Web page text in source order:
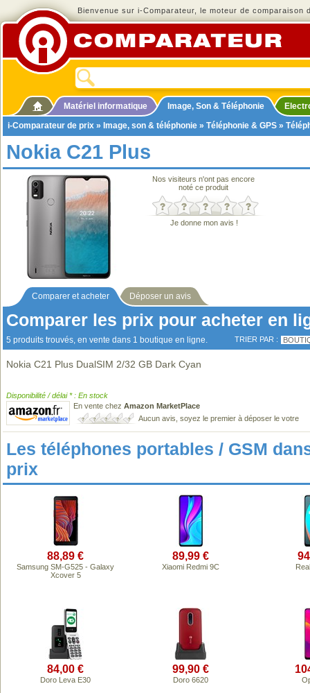
Bienvenue sur i-Comparateur, le moteur de comparaison
Matériel informatique Image, Son & Téléphonie
i-Comparateur de prix » Image, son & téléphonie » Téléphonie & GPS »
Nokia C21 Plus
Nos visiteurs n'ont pas encore
noté ce produit
Je donne mon avis !
Comparer et acheter Déposer un avis
Comparer les prix pour acheter en
5 produits trouvés, en vente dans 1 boutique en ligne. TRIER PAR :
Nokia C21 Plus DualSIM 2/32 GB Dark Cyan
Disponibilité / délai * : En stock
En vente chez Amazon MarketPlace
Aucun avis, soyez le premier à déposer le votre
Les téléphones portables / GSM
prix
88,89 €
Samsung SM-G525 - Galaxy
Xcover 5
89,99 €
Xiaomi Redmi 9C
84,00 €
Doro Leva E30
99,90 €
Doro 6620